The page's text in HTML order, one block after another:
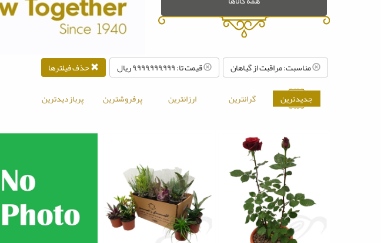
مناسبت: مراقبت از گیاهان قیمت تا: ۹,۹۹۹,۹۹۹,۹۹۹ ريال
حذف فیلترها
جدیدترین
گرانترین ارزانترین پرفروشترین پربازدیدترین